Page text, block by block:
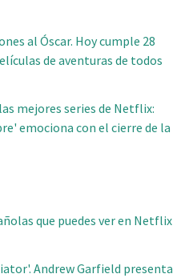
al Óscar. Hoy cumple 28
de aventuras de todos
mejores series de Netflix:
emociona con el cierre de la
que puedes ver en Netflix
Andrew Garfield presenta